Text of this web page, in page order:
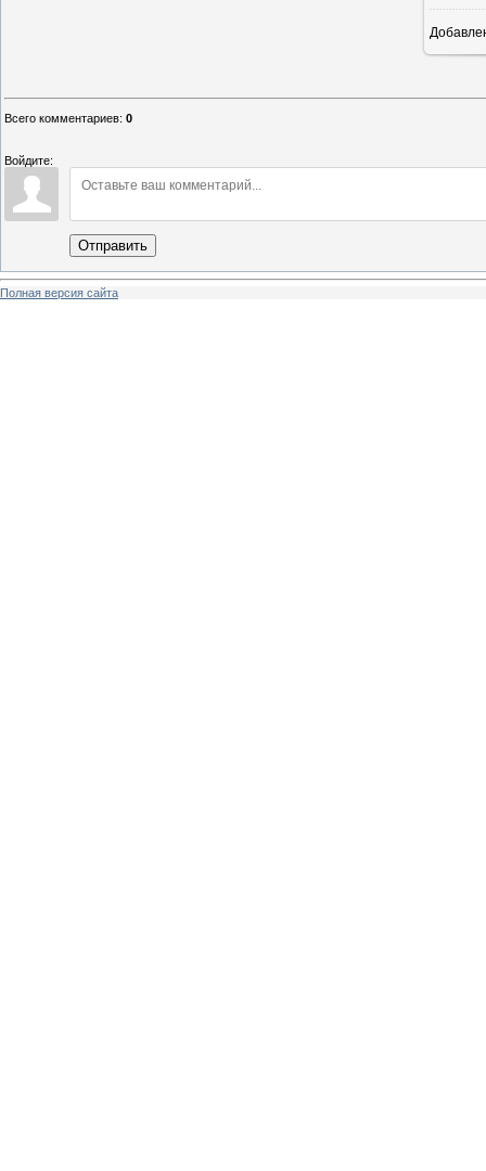
Всего комментариев: 0
Войдите:
Отправить
Полная версия сайта